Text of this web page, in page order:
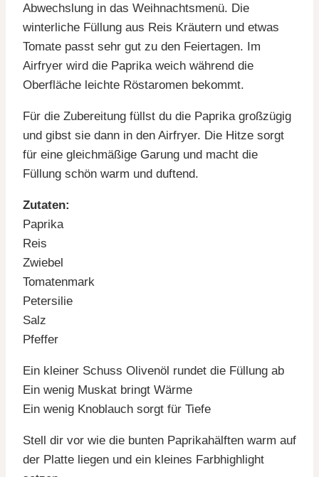
Abwechslung in das Weihnachtsmenü. Die
winterliche Füllung aus Reis Kräutern und etwas
Tomate passt sehr gut zu den Feiertagen. Im
Airfryer wird die Paprika weich während die
Oberfläche leichte Röstaromen bekommt.
Für die Zubereitung füllst du die Paprika großzügig
und gibst sie dann in den Airfryer. Die Hitze sorgt
für eine gleichmäßige Garung und macht die
Füllung schön warm und duftend.
Zutaten:
Paprika
Reis
Zwiebel
Tomatenmark
Petersilie
Salz
Pfeffer
Ein kleiner Schuss Olivenöl rundet die Füllung ab
Ein wenig Muskat bringt Wärme
Ein wenig Knoblauch sorgt für Tiefe
Stell dir vor wie die bunten Paprikahälften warm auf
der Platte liegen und ein kleines Farbhighlight